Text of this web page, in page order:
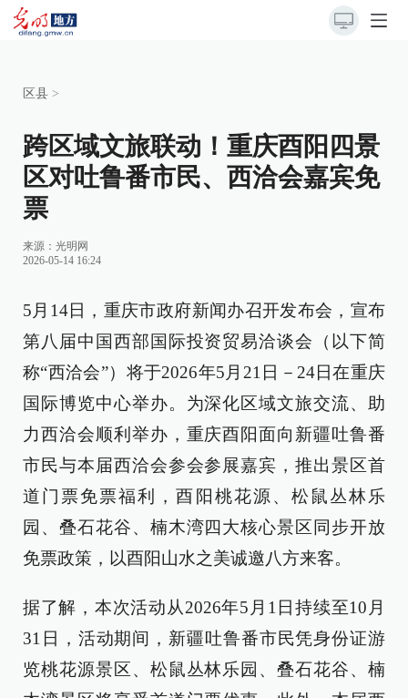
区县 >
跨区域文旅联动！重庆酉阳四景
区对吐鲁番市民、西洽会嘉宾免
票
来源： 光明网
2026-05-14 16:24
5月14日，重庆市政府新闻办召开发布会，宣布
第八届中国西部国际投资贸易洽谈会（以下简
称“西洽会”）将于2026年5月21日－24日在重庆
国际博览中心举办。为深化区域文旅交流、助
力西洽会顺利举办，重庆酉阳面向新疆吐鲁番
市民与本届西洽会参会参展嘉宾，推出景区首
道门票免票福利，酉阳桃花源、松鼠丛林乐
园、叠石花谷、楠木湾四大核心景区同步开放
免票政策，以酉阳山水之美诚邀八方来客。
据了解，本次活动从2026年5月1日持续至10月
31日，活动期间，新疆吐鲁番市民凭身份证游
览桃花源景区、松鼠丛林乐园、叠石花谷、楠